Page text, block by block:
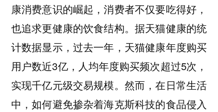
康消费意识的崛起，消费者不仅要吃得好，
也追求更健康的饮食结构。据天猫健康的统
计数据显示，过去一年，天猫健康年度购买
用户数近3亿，人均年度购买频次超过5次，
实现千亿元级交易规模。然而，在日常生活
中，如何避免掺杂着海克斯科技的食品侵入